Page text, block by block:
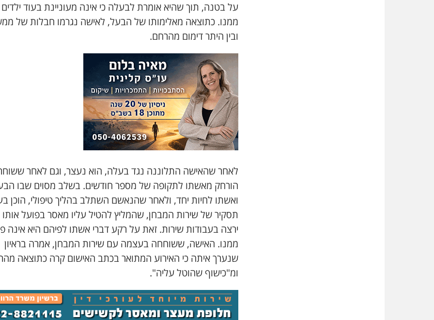
על בטנה, תוך שהיא אומרת לבעלה כי אינה מעוניינת בעוד ילדים
ממנו. כתוצאה מאלימותו של הבעל, לאישה נגרמו חבלות של
ובין היתר דימום מהרחם.
לאחר שהאישה התלוננה נגד בעלה, הוא נעצר, וגם לאחר
הורחק מאשתו לתקופה של מספר חודשים. בשלב מסוים שבו
ואשתו לחיות יחד, ולאחר שהנאשם השתלב בהליך טיפולי, הוכן
תסקיר של שירות המבחן, שהמליץ להטיל עליו מאסר בפועל אותו
ירצה בעבודות שירות. זאת על רקע דברי אשתו לפיהם היא אינה
ממנו. האישה, ששוחחה בעצמה עם שירות המבחן, אמרה בראיון
שנערך איתה כי האירוע המתואר בכתב האישום קרה כתוצאה
ומ"כישוף שהוטל עליה".